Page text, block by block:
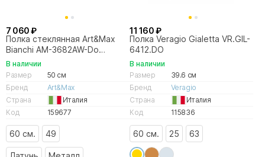
7 060 ₽
Полка стеклянная Art&Max
Bianchi AM-3682AW-Do
золото
В наличии
Размер
50 см
Бренд
Art&Max
Страна
Италия
Код
159677
60 см. 49
11 160 ₽
Полка Veragio Gialetta VR.GIL-
6412.DO
В наличии
Размер
39.6 см
Бренд
Veragio
Страна
Италия
Код
115836
60 см. 25 63